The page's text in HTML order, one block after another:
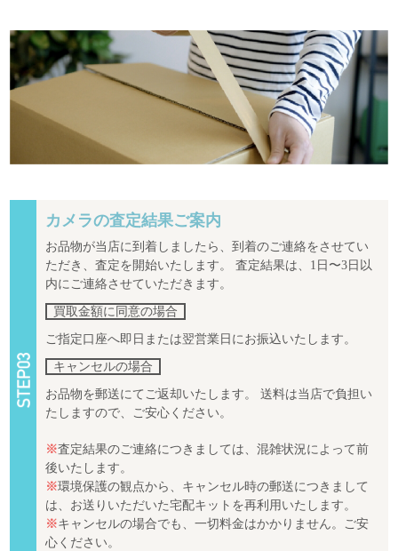
カメラの査定結果ご案内
お品物が当店に到着しましたら、到着のご連絡をさせてい
ただき、査定を開始いたします。 査定結果は、1日〜3日以
内にご連絡させていただきます。
買取金額に同意の場合
ご指定口座へ即日または翌営業日にお振込いたします。
キャンセルの場合
お品物を郵送にてご返却いたします。 送料は当店で負担い
たしますので、ご安心ください。
※査定結果のご連絡につきましては、混雑状況によって前
後いたします。
※環境保護の観点から、キャンセル時の郵送につきまして
は、お送りいただいた宅配キットを再利用いたします。
※キャンセルの場合でも、一切料金はかかりません。ご安
心ください。